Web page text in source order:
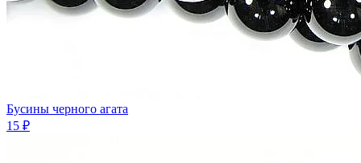
Бусины черного агата
15 ₽